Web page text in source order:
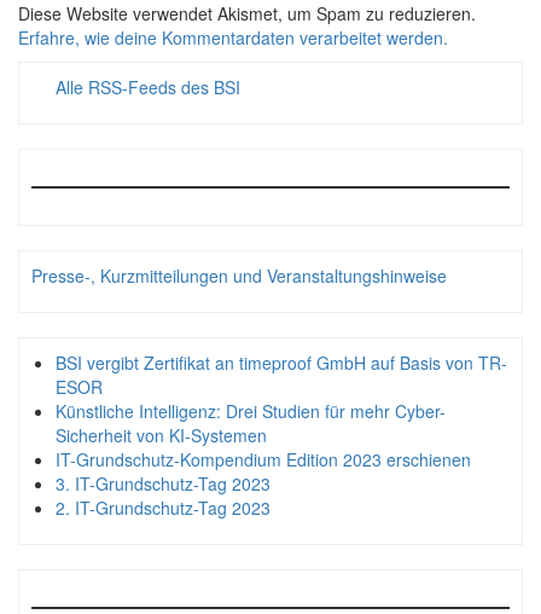
Diese Website verwendet Akismet, um Spam zu reduzieren.
Erfahre, wie deine Kommentardaten verarbeitet werden.
Alle RSS-Feeds des BSI
Presse-, Kurzmitteilungen und Veranstaltungshinweise
BSI vergibt Zertifikat an timeproof GmbH auf Basis von TR-
ESOR
Künstliche Intelligenz: Drei Studien für mehr Cyber-
Sicherheit von KI-Systemen
IT-Grundschutz-Kompendium Edition 2023 erschienen
3. IT-Grundschutz-Tag 2023
2. IT-Grundschutz-Tag 2023